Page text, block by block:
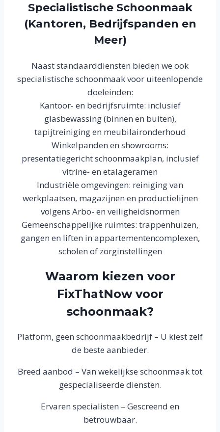
Specialistische Schoonmaak
(Kantoren, Bedrijfspanden en
Meer)
Naast standaarddiensten bieden we ook
specialistische schoonmaak voor uiteenlopende
doeleinden:
Kantoor- en bedrijfsruimte: inclusief
glasbewassing (binnen en buiten),
tapijtreiniging en meubilaironderhoud
Winkelpanden en showrooms:
presentatiegericht schoonmaakplan, inclusief
vitrine- en etalageramen
Industriële omgevingen: reiniging van
werkplaatsen, magazijnen en productielijnen
volgens Arbo- en veiligheidsnormen
Gemeenschappelijke ruimtes: trappenhuizen,
gangen en liften in appartementencomplexen,
scholen of zorginstellingen
Waarom kiezen voor
FixThatNow voor
schoonmaak?
Platform, geen schoonmaakbedrijf – U kiest zelf
de beste aanbieder.
Breed aanbod – Van wekelijkse schoonmaak tot
gespecialiseerde diensten.
Ervaren specialisten – Gescreend en
betrouwbaar.